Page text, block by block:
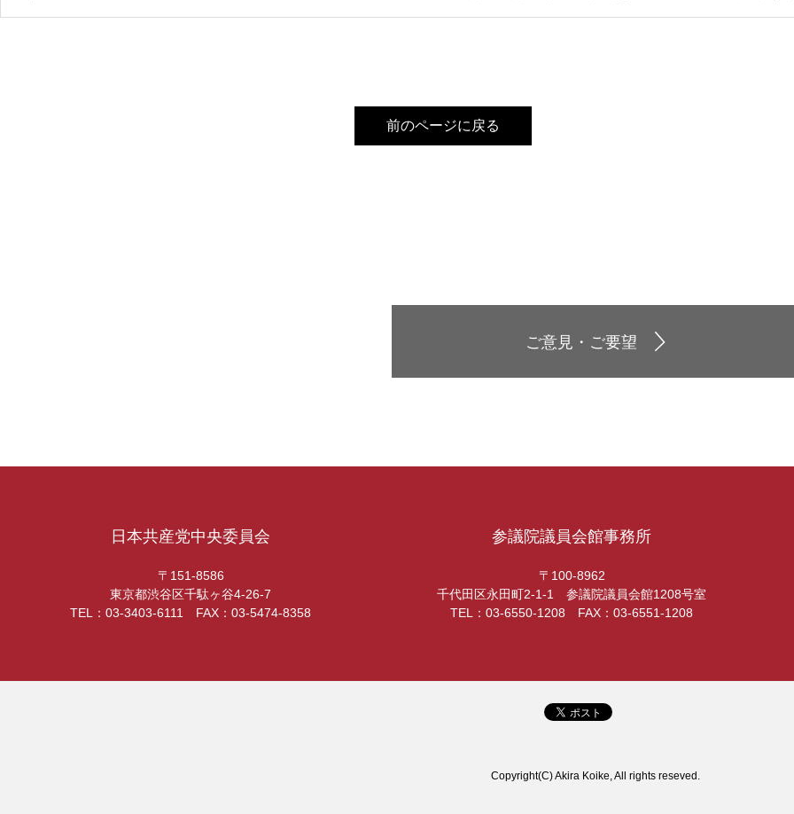
前のページに戻る
ご意見・ご要望
日本共産党中央委員会
〒151-8586
東京都渋谷区千駄ヶ谷4-26-7
TEL：03-3403-6111 FAX：03-5474-8358
参議院議員会館事務所
〒100-8962
千代田区永田町2-1-1 参議院議員会館1208号室
TEL：03-6550-1208 FAX：03-6551-1208
Copyright(C) Akira Koike, All rights reseved.